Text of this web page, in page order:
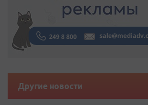
Другие новости